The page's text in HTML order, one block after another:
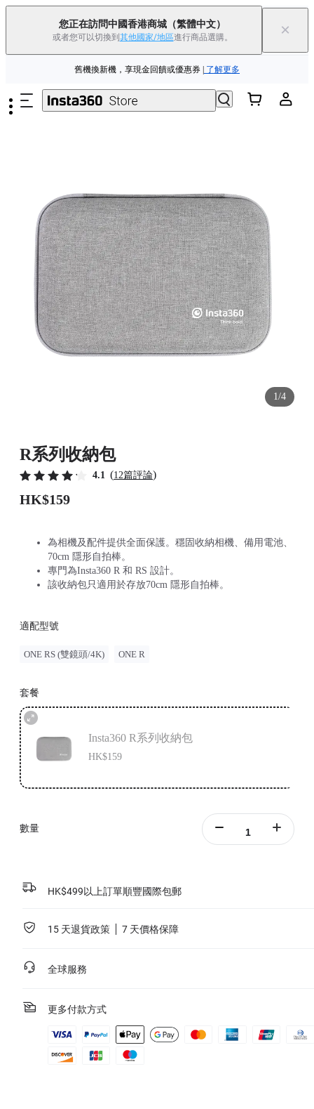
您正在訪問中國香港商城 （繁體中文）
或者您可以切換到 其他國家/地區進行商品選購。 ×
Insta360 Luna Ultra |現已上市| 免運費
舊機換新機，享現金回饋或優惠券 了解更多
Insta360 Luna Ultra 香港限定人氣套裝 | 現已上市 |免運費
1/4
R系列收納包
4.1 (12篇評論)
HK$159
為相機及配件提供全面保護。穩固收納相機、備用電池、
70cm 隱形自拍棒。
專門為Insta360 R 和 RS 設計。
該收納包只適用於存放70cm 隱形自拍棒。
適配型號
ONE RS (雙鏡頭/4K) ONE R
套餐
Insta360 R系列收納包
HK$159
數量
HK$499以上訂單順豐國際包郵
15 天退貨政策 7 天價格保障
全球服務
更多付款方式